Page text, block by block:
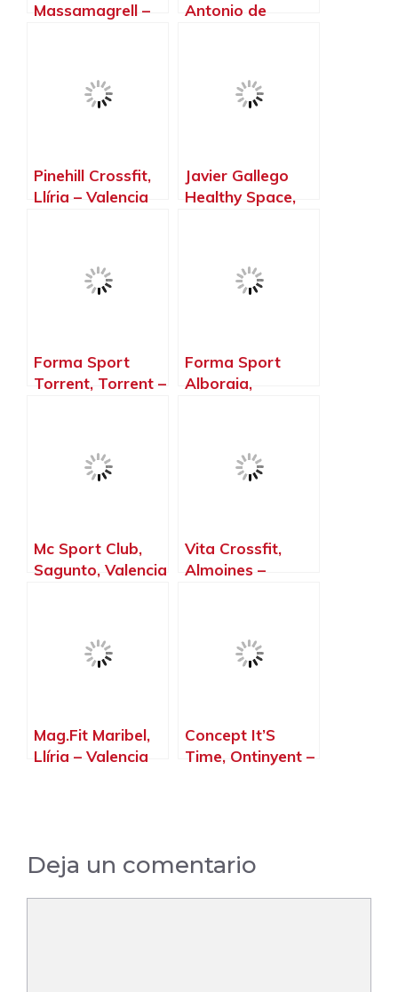
Massamagrell –
Antonio de
Pinehill Crossfit,
Llíria – Valencia
Javier Gallego
Healthy Space,
Forma Sport
Torrent, Torrent –
Forma Sport
Alboraia,
Mc Sport Club,
Sagunto, Valencia
Vita Crossfit,
Almoines –
Mag.Fit Maribel,
Llíria – Valencia
Concept It’S
Time, Ontinyent –
Deja un comentario